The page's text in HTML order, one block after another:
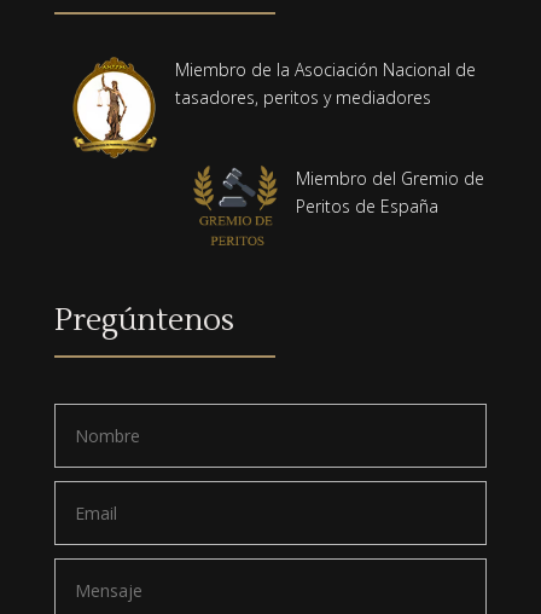
Miembro de la Asociación Nacional de
tasadores, peritos y mediadores
Miembro del Gremio de
Peritos de España
Pregúntenos